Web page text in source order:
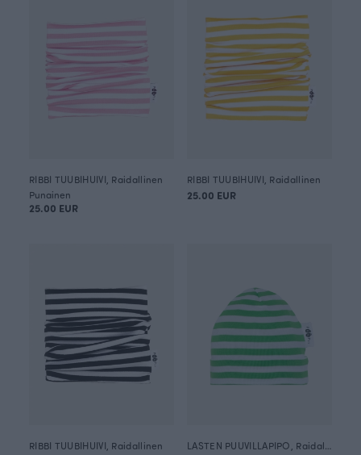
RIBBI TUUBIHUIVI, Raidallinen
Punainen
25.00 EUR
RIBBI TUUBIHUIVI, Raidallinen
25.00 EUR
RIBBI TUUBIHUIVI, Raidallinen